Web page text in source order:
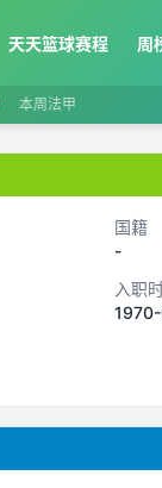
天天篮球赛程 周
本周法甲
国籍
-
入职